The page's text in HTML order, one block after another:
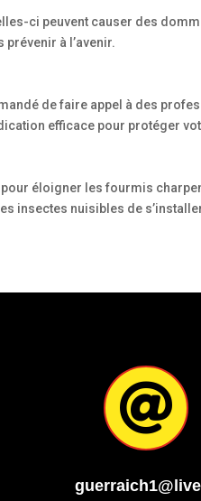
ci peuvent causer des
à l’avenir.
de faire appel à des
efficace pour protéger
éloigner les fourmis
insectes nuisibles de
